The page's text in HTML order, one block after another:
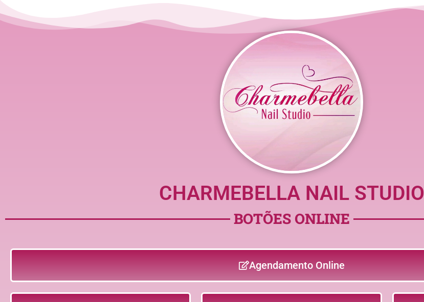
CHARMEBELLA NAIL STUDIO
BOTÕES ONLINE
Agendamento Online